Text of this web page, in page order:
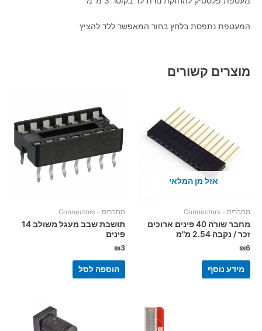
המעטפת נתפסת בלחץ בחור המאפשר ללד להציץ
מוצרים קשורים
אזל מן המלאי
מחברים - Connectors
מחבר שורה 40 פינים ארוכים
זכר / נקבה 2.54 מ"מ
₪6
מידע נוסף
מחברים - Connectors
תושבת שבב מעגל משולב 14
פינים
₪3
הוספה לסל